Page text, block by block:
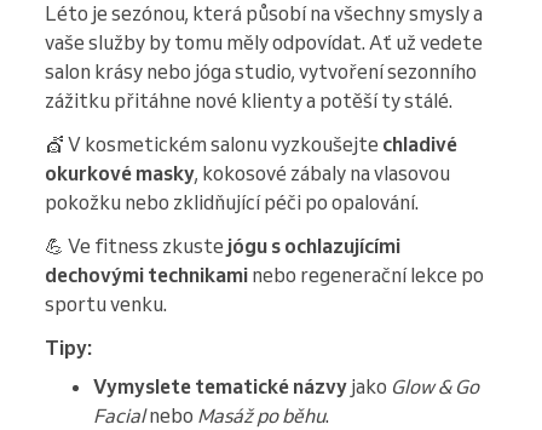
Léto je sezónou, která působí na všechny smysly a
vaše služby by tomu měly odpovídat. Ať už vedete
salon krásy nebo jóga studio, vytvoření sezonního
zážitku přitáhne nové klienty a potěší ty stálé.
💇 V kosmetickém salonu vyzkoušejte chladivé
okurkové masky, kokosové zábaly na vlasovou
pokožku nebo zklidňující péči po opalování.
💪 Ve fitness zkuste jógu s ochlazujícími
dechovými technikami nebo regenerační lekce po
sportu venku.
Tipy:
Vymyslete tematické názvy jako Glow & Go
Facialnebo Masáž po běhu.